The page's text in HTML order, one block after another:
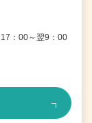
：00～翌9：00